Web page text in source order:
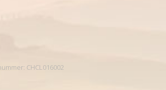
CHCL016002